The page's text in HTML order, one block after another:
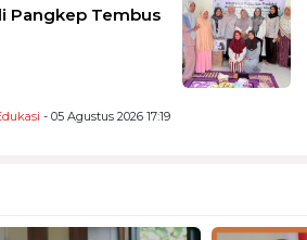
Pangkep Tembus
- 05 Agustus 2026 17:19